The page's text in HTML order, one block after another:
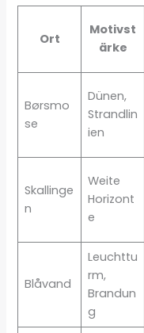
Ort
Motivst
ärke
Børsmo
se
Dünen,
Strandlin
ien
Skallinge
n
Weite
Horizont
e
Blåvand
Leuchttu
rm,
Brandun
g